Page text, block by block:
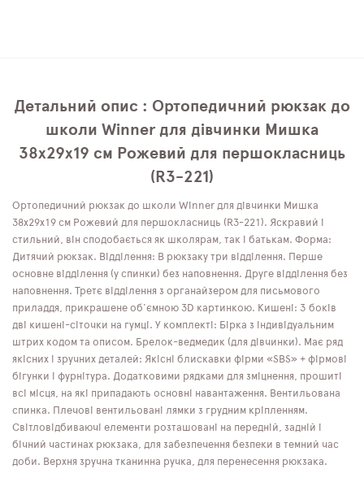
Детальний опис : Ортопедичний рюкзак до
школи Winner для дівчинки Мишка
38х29х19 см Рожевий для першокласниць
(R3-221)
Ортопедичний рюкзак до школи Winner для дівчинки Мишка
38х29х19 см Рожевий для першокласниць (R3-221). Яскравий і
стильний, він сподобається як школярам, ​​так і батькам. Форма:
Дитячий рюкзак. Відділення: В рюкзаку три відділення. Перше
основне відділення (у спинки) без наповнення. Друге відділення без
наповнення. Третє відділення з органайзером для письмового
приладдя, прикрашене об'ємною 3D картинкою. Кишені: З боків
дві кишені-сіточки на гумці. У комплекті: Бірка з індивідуальним
штрих кодом та описом. Брелок-ведмедик (для дівчинки). Має ряд
якісних і зручних деталей: Якісні блискавки фірми «SBS» + фірмові
бігунки і фурнітура. Додатковими рядками для зміцнення, прошиті
всі місця, на які припадають основні навантаження. Вентильована
спинка. Плечові вентильовані лямки з грудним кріпленням.
Світловідбиваючі елементи розташовані на передній, задній і
бічний частинах рюкзака, для забезпечення безпеки в темний час
доби. Верхня зручна тканинна ручка, для перенесення рюкзака.